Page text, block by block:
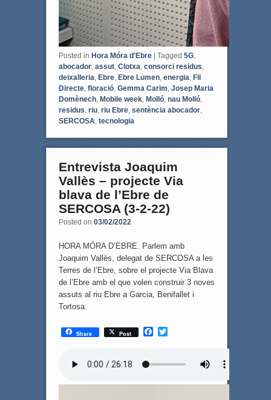
Posted in Hora Móra d'Ebre Tagged 5G,
abocador, assut, Clotxa, consorci residus,
deixalleria, Ebre, Ebre Lumen, energia, Fil
Directe, floració, Gemma Carim, Josep Maria
Domènech, Mobile week, Molló, nau Molló,
residus, riu, riu Ebre, sentència abocador,
SERCOSA, tecnologia
Entrevista Joaquim
Vallès – projecte Via
blava de l’Ebre de
SERCOSA (3-2-22)
Posted on 03/02/2022
HORA MÓRA D’EBRE. Parlem amb
Joaquim Vallès, delegat de SERCOSA a les
Terres de l’Ebre, sobre el projecte Via Blava
de l’Ebre amb el que volen construir 3 noves
assuts al riu Ebre a Garcia, Benifallet i
Tortosa.
Share Post
F
T